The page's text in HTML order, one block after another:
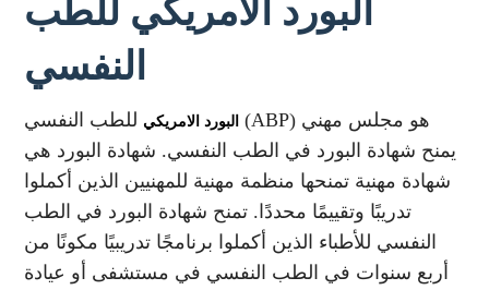
البورد الامريكي للطب
النفسي
البورد الامريكي للطب النفسي (ABP) هو مجلس مهني
يمنح شهادة البورد في الطب النفسي. شهادة البورد هي
شهادة مهنية تمنحها منظمة مهنية للمهنيين الذين أكملوا
تدريبًا وتقييمًا محددًا. تمنح شهادة البورد في الطب
النفسي للأطباء الذين أكملوا برنامجًا تدريبيًا مكونًا من
أربع سنوات في الطب النفسي في مستشفى أو عيادة